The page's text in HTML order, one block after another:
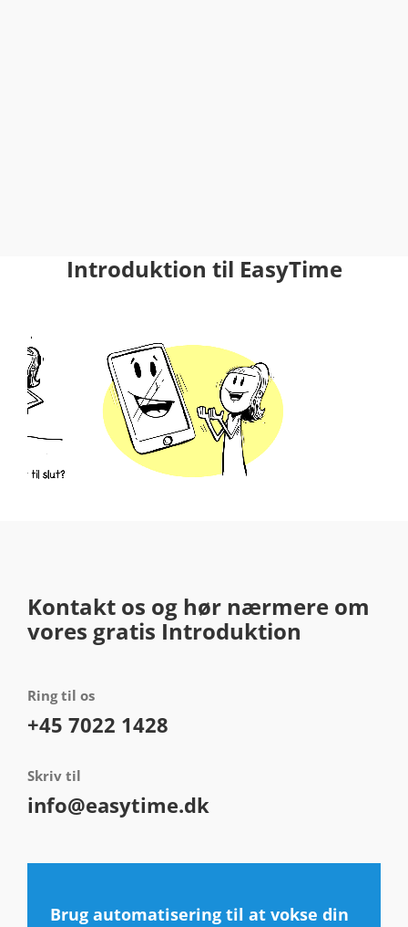
Introduktion til EasyTime
Kontakt os og hør nærmere om
vores gratis Introduktion
Ring til os
+45 7022 1428
Skriv til
info@easytime.dk
Brug automatisering til at vokse din